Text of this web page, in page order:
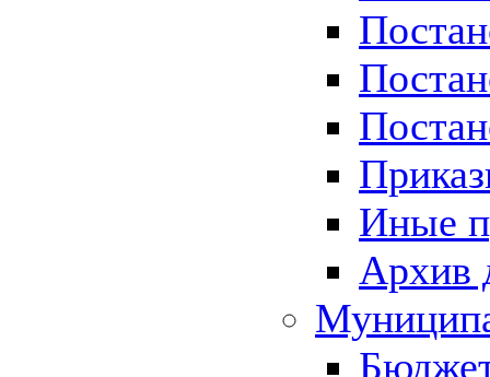
Иные
Архив